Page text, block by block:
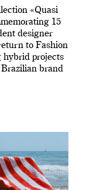
«Quasi
15
designer
to Fashion
hybrid projects
brand
of Francisco